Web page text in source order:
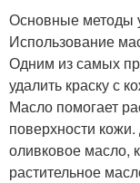
Основные методы
Использование
Одним из самых
удалить краску с
Масло помогает
поверхности
оливковое масло,
растительное